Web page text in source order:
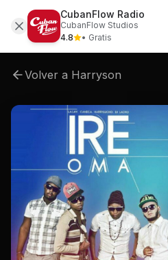
Artistas Harryson
Volver a Harryson
CubanFlow Radio
CubanFlow Studios
4.8
• Gratis